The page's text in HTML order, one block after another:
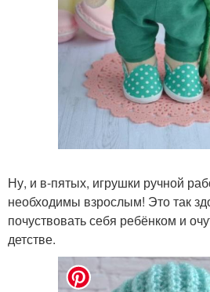
Ну, и в-пятых, игрушки ручной
необходимы взрослым! Это так
почуствовать себя ребёнком и
детстве.